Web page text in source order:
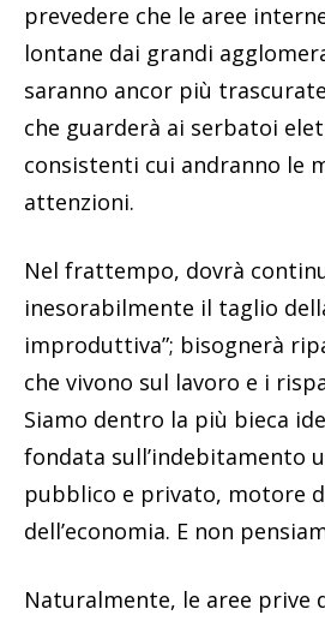
prevedere che le aree
lontane dai grandi
saranno ancor più
che guarderà ai serbatoi
consistenti cui andranno le
attenzioni.
Nel frattempo, dovrà
inesorabilmente il taglio
improduttiva”; bisognerà
che vivono sul lavoro e i
Siamo dentro la più bieca
fondata sull’indebitamento
pubblico e privato, motore
dell’economia. E non
Naturalmente, le aree prive